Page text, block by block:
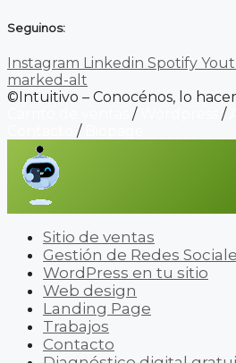
Seguinos:
Instagram Linkedin Spotify
marked-alt
©Intuitivo – Conocénos, lo
/ /
/
Sitio de ventas
Gestión de Redes
WordPress en tu sitio
Web design
Landing Page
Trabajos
Contacto